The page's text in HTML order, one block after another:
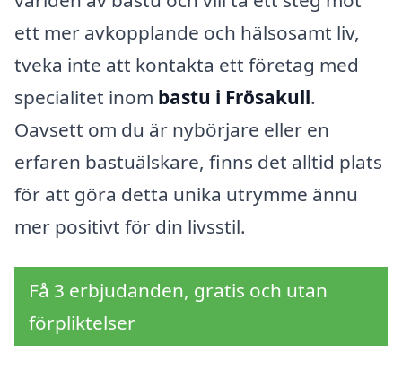
ett mer avkopplande och hälsosamt liv,
tveka inte att kontakta ett företag med
specialitet inom bastu i Frösakull.
Oavsett om du är nybörjare eller en
erfaren bastuälskare, finns det alltid plats
för att göra detta unika utrymme ännu
mer positivt för din livsstil.
Få 3 erbjudanden, gratis och utan
förpliktelser